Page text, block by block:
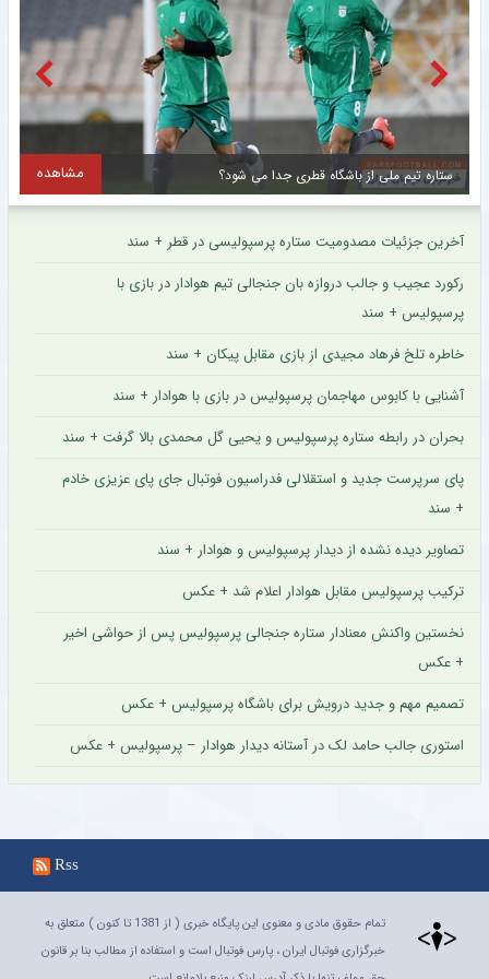
مشاهده
آخرین جزئیات مصدومیت ستاره پرسپولیسی در قطر + سند
رکورد عجیب و جالب دروازه بان جنجالی تیم هوادار در بازی با
پرسپولیس + سند
خاطره تلخ فرهاد مجیدی از بازی مقابل پیکان + سند
آشنایی با کابوس مهاجمان پرسپولیس در بازی با هوادار + سند
بحران در رابطه ستاره پرسپولیس و یحیی گل محمدی بالا گرفت + سند
پای سرپرست جدید و استقلالی فدراسیون فوتبال جای پای عزیزی خادم
+ سند
تصاویر دیده نشده از دیدار پرسپولیس و هوادار + سند
ترکیب پرسپولیس مقابل هوادار اعلام شد + عکس
نخستین واکنش معنادار ستاره جنجالی پرسپولیس پس از حواشی اخیر
+ عکس
تصمیم مهم و جدید درویش برای باشگاه پرسپولیس + عکس
استوری جالب حامد لک در آستانه دیدار هوادار – پرسپولیس + عکس
Rss
تمام حقوق مادی و معنوی این پایگاه خبری ( از 1381 تا کنون ) متعلق به
خبرگزاری فوتبال ایران ، پارس فوتبال است و استفاده از مطالب بنا بر قانون